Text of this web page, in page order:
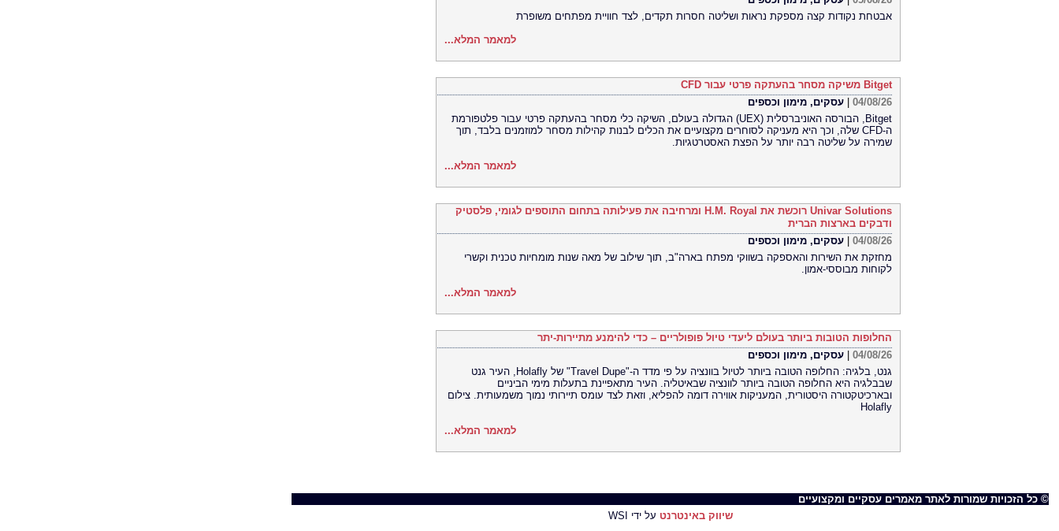
אבטחת נקודות קצה מספקת נראות ושליטה חסרות תקדים, לצד חוויית מפתחים משופרת
למאמר המלא...
Bitget משיקה מסחר בהעתקה פרטי עבור CFD
04/08/26
עסקים, מימון וכספים
Bitget, הבורסה האוניברסלית (UEX) הגדולה בעולם, השיקה כלי מסחר בהעתקה פרטי עבור פלטפורמת
ה-CFD שלה, וכך היא מעניקה לסוחרים מקצועיים את הכלים לבנות קהילות מסחר למוזמנים בלבד, תוך
שמירה על שליטה רבה יותר על הפצת האסטרטגיות.
למאמר המלא...
Univar Solutions רוכשת את H.M. Royal ומרחיבה את פעילותה בתחום התוספים לגומי, פלסטיק
ודבקים בארצות הברית
04/08/26
עסקים, מימון וכספים
מחזקת את השירות והאספקה ​​בשווקי מפתח בארה"ב, תוך שילוב של מאה שנות מומחיות טכנית וקשרי
לקוחות מבוססי-אמון.
למאמר המלא...
החלופות הטובות ביותר בעולם ליעדי טיול פופולריים – כדי להימנע מתיירות-יתר
04/08/26
עסקים, מימון וכספים
גנט, בלגיה: החלופה הטובה ביותר לטיול בוונציה על פי מדד ה-"Travel Dupe" של Holafly, העיר גנט
שבבלגיה היא החלופה הטובה ביותר לוונציה שבאיטליה. העיר מתאפיינת בתעלות מימי הביניים
ובארכיטקטורה היסטורית, המעניקות אווירה דומה להפליא, וזאת לצד עומס תיירותי נמוך משמעותית. צילום
Holafly
למאמר המלא...
© כל הזכויות שמורות לאתר מאמרים עסקיים ומקצועיים
שיווק באינטרנט על ידי WSI